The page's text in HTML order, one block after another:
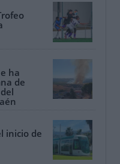
ha
de
inicio de